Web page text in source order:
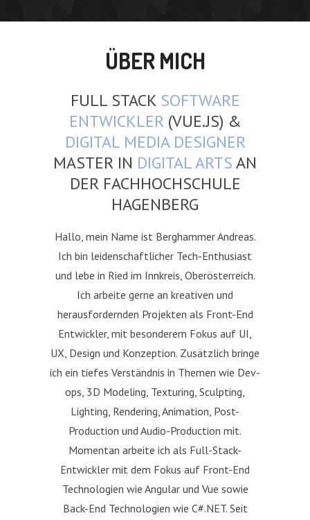
ÜBER MICH
FULL STACK SOFTWARE
ENTWICKLER (VUE.JS) &
DIGITAL MEDIA DESIGNER
MASTER IN DIGITAL ARTSAN
DER FACHHOCHSCHULE
HAGENBERG
Hallo, mein Name ist Berghammer Andreas.
Ich bin leidenschaftlicher Tech-Enthusiast
und lebe in Ried im Innkreis, Oberösterreich.
Ich arbeite gerne an kreativen und
herausfordernden Projekten als Front-End
Entwickler, mit besonderem Fokus auf UI,
UX, Design und Konzeption. Zusätzlich bringe
ich ein tiefes Verständnis in Themen wie Dev-
ops, 3D Modeling, Texturing, Sculpting,
Lighting, Rendering, Animation, Post-
Production und Audio-Production mit.
Momentan arbeite ich als Full-Stack-
Entwickler mit dem Fokus auf Front-End
Technologien wie Angular und Vue sowie
Back-End Technologien wie C#.NET. Seit